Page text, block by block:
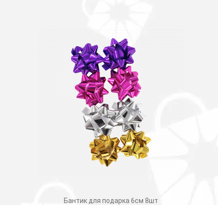
Бантик для подарка 6см 8шт